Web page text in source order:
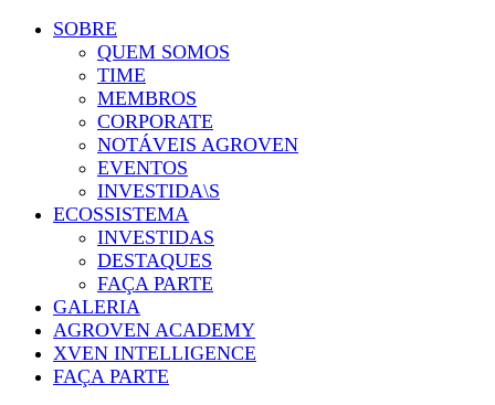
SOBRE
QUEM SOMOS
TIME
MEMBROS
CORPORATE
NOTÁVEIS AGROVEN
EVENTOS
INVESTIDA\S
ECOSSISTEMA
INVESTIDAS
DESTAQUES
FAÇA PARTE
GALERIA
AGROVEN ACADEMY
XVEN INTELLIGENCE
FAÇA PARTE